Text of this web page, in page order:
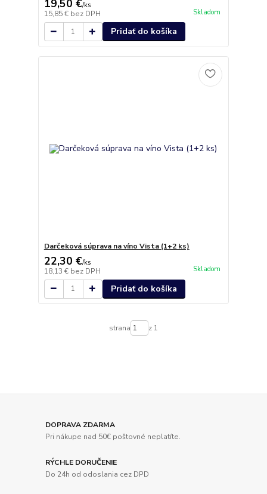
19,50 €/ks
15,85 € bez DPH Skladom
Pridať do košíka
Darčeková súprava na víno Vista (1+2 ks)
22,30 €/ks
18,13 € bez DPH Skladom
Pridať do košíka
strana z 1
DOPRAVA ZDARMA
Pri nákupe nad 50€ poštovné neplatíte.
RÝCHLE DORUČENIE
Do 24h od odoslania cez DPD